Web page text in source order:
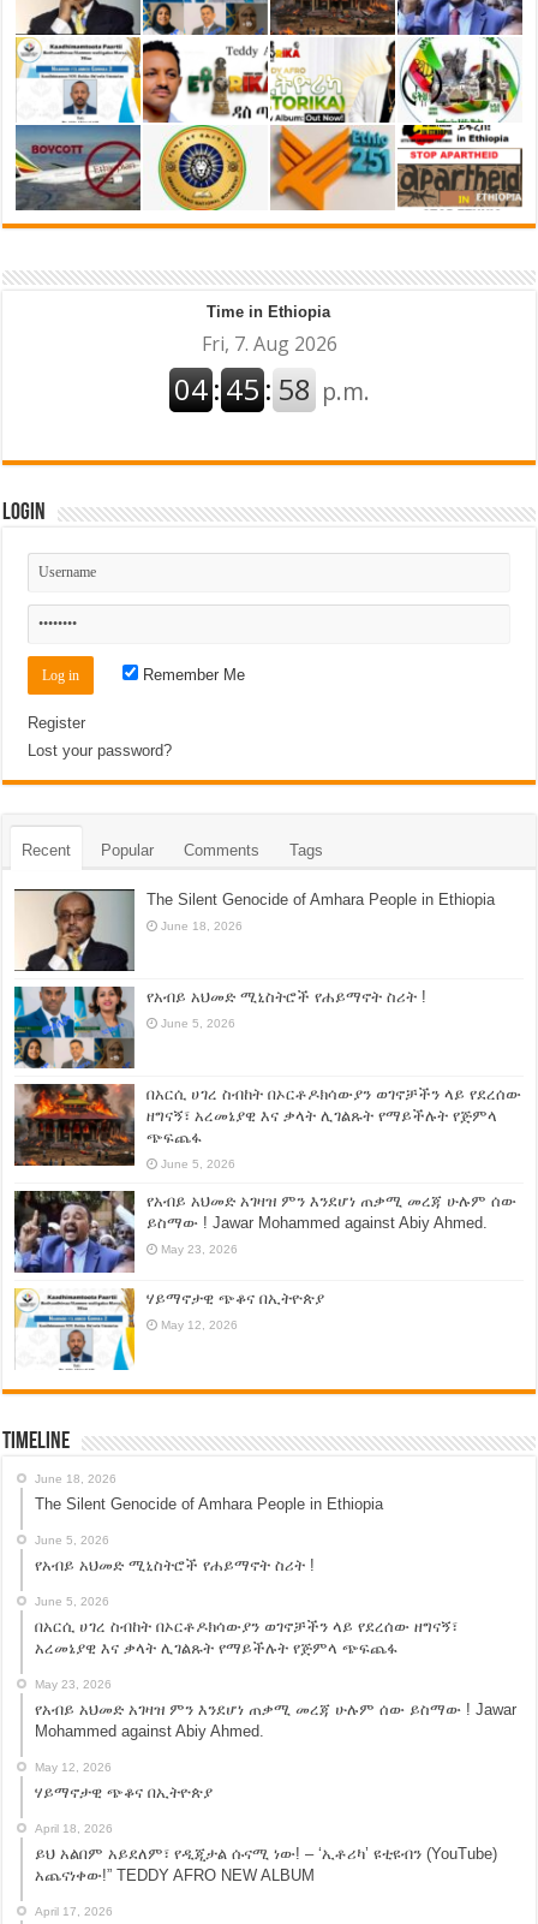
Time in Ethiopia
Login
Remember Me
Register
Lost your password?
Recent Popular Comments Tags
The Silent Genocide of Amhara People in Ethiopia
June 18, 2026
የአብይ አህመድ ሚኒስትሮች የሐይማኖት ስሪት !
June 5, 2026
በአርሲ ሀገረ ስብከት በኦርቶዶክሳውያን ወገኖቻችን ላይ የደረሰው
ዘግናኝ፣ አረመኔያዊ እና ቃላት ሊገልጹት የማይችሉት የጅምላ
ጭፍጨፋ
June 5, 2026
የአብይ አህመድ አገዛዝ ምን እንደሆነ ጠቃሚ መረጃ ሁሉም ሰው
ይስማው ! Jawar Mohammed against Abiy Ahmed.
May 23, 2026
ሃይማኖታዊ ጭቆና በኢትዮጵያ
May 12, 2026
Timeline
June 18, 2026
The Silent Genocide of Amhara People in Ethiopia
June 5, 2026
የአብይ አህመድ ሚኒስትሮች የሐይማኖት ስሪት !
June 5, 2026
በአርሲ ሀገረ ስብከት በኦርቶዶክሳውያን ወገኖቻችን ላይ የደረሰው ዘግናኝ፣
አረመኔያዊ እና ቃላት ሊገልጹት የማይችሉት የጅምላ ጭፍጨፋ
May 23, 2026
የአብይ አህመድ አገዛዝ ምን እንደሆነ ጠቃሚ መረጃ ሁሉም ሰው ይስማው ! Jawar
Mohammed against Abiy Ahmed.
May 12, 2026
ሃይማኖታዊ ጭቆና በኢትዮጵያ
April 18, 2026
ይህ አልበም አይደለም፣ የዲጂታል ሱናሚ ነው! – ‘ኢቶሪካ’ ዩቲዩብን (YouTube)
አጨናነቀው!” TEDDY AFRO NEW ALBUM
April 17, 2026